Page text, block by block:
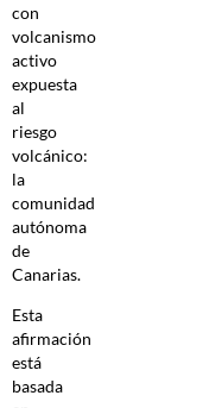
con
volcanismo
activo
expuesta
al
riesgo
volcánico:
la
comunidad
autónoma
de
Canarias.
Esta
afirmación
está
basada